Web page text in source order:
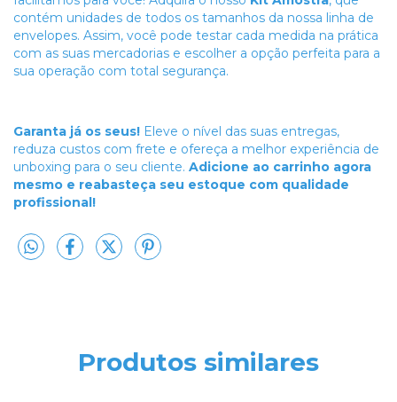
contém unidades de todos os tamanhos da nossa linha de
envelopes. Assim, você pode testar cada medida na prática
com as suas mercadorias e escolher a opção perfeita para a
sua operação com total segurança.
Garanta já os seus! Eleve o nível das suas entregas,
reduza custos com frete e ofereça a melhor experiência de
unboxing para o seu cliente. Adicione ao carrinho agora
mesmo e reabasteça seu estoque com qualidade
profissional!
Produtos similares